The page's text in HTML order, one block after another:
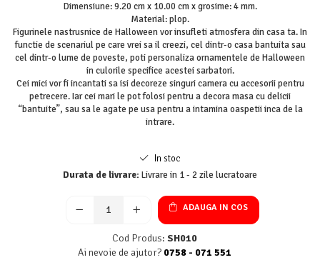
Dimensiune: 9.20 cm x 10.00 cm x grosime: 4 mm.
Material: plop.
Figurinele nastrusnice de Halloween vor insufleti atmosfera din casa ta. In
functie de scenariul pe care vrei sa il creezi, cel dintr-o casa bantuita sau
cel dintr-o lume de poveste, poti personaliza ornamentele de Halloween
in culorile specifice acestei sarbatori.
Cei mici vor fi incantati sa isi decoreze singuri camera cu accesorii pentru
petrecere. Iar cei mari le pot folosi pentru a decora masa cu delicii
“bantuite”, sau sa le agate pe usa pentru a intamina oaspetii inca de la
intrare.
In stoc
Durata de livrare: Livrare in 1 - 2 zile lucratoare
ADAUGA IN COS
Cod Produs: SH010
Ai nevoie de ajutor? 0758 - 071 551